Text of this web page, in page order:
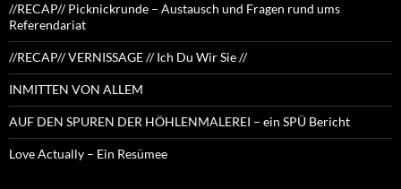
//RECAP// Picknickrunde – Austausch und Fragen rund ums
Referendariat
//RECAP// VERNISSAGE // Ich Du Wir Sie //
INMITTEN VON ALLEM
AUF DEN SPUREN DER HÖHLENMALEREI – ein SPÜ Bericht
Love Actually – Ein Resümee